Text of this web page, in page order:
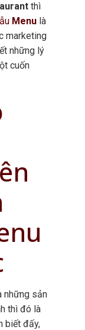
thì
Menu là
marketing
những lý
cuốn
những sản
thì đó là
biết đấy,